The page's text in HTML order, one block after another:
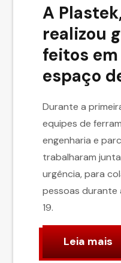
A
realizou
feitos
espaço
Durante a
equipes de
engenharia e
trabalharam
urgência, para
pessoas durante
19.
Leia mais